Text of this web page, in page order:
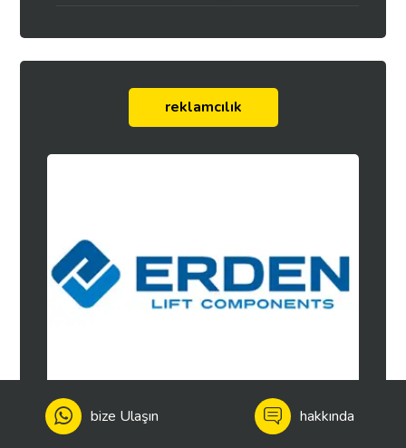
reklamcılık
bize Ulaşın hakkında